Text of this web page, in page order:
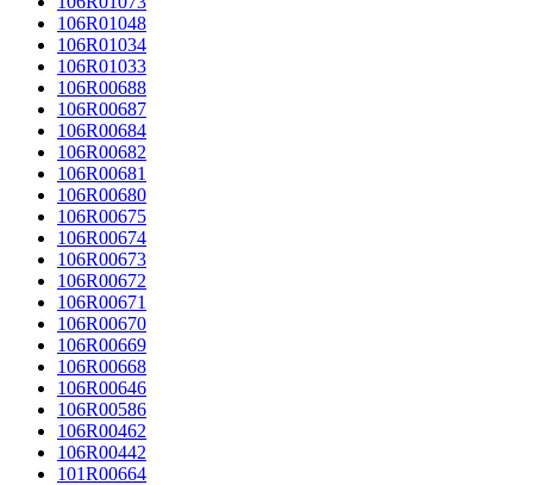
106R01048
106R01034
106R01033
106R00688
106R00687
106R00684
106R00682
106R00681
106R00680
106R00675
106R00674
106R00673
106R00672
106R00671
106R00670
106R00669
106R00668
106R00646
106R00586
106R00462
106R00442
101R00664